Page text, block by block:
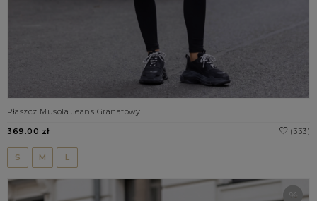
Płaszcz Musola Jeans Granatowy
(333)
369.00 zł
S M L